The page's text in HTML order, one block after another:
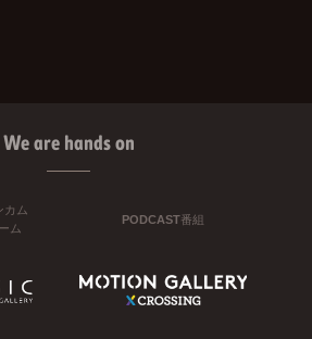
We are hands on
カム
ム
PODCAST番組